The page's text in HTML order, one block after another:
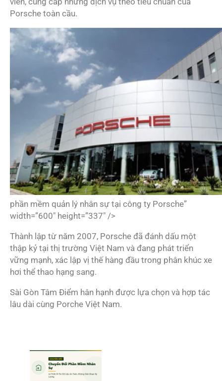
Porsche toàn cầu.
phần mềm quản lý nhân sự tại công ty Porsche”
width=”600″ height=”337″ />
Thành lập từ năm 2007, Porsche đã đánh dấu một
thập kỷ tại thị trường Việt Nam và đang phát triển
vững mạnh, xác lập vị thế hàng đầu trong phân khúc xe
hơi thể thao hạng sang.
Sài Gòn Tâm Điểm hân hạnh được lựa chọn và hợp tác
lâu dài cùng Porche Việt Nam.